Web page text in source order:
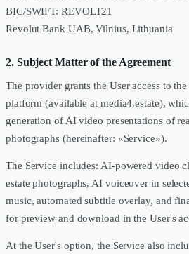
BIC/SWIFT: REVOLT21
Revolut Bank UAB, Vilnius, Lithuania
2. Subject Matter of the Agreement
The provider grants the User access to
platform (available at media4.estate),
generation of AI video presentations of
photographs (hereinafter: «Service»).
The Service includes: AI-powered video
estate photographs, AI voiceover in
music, automated subtitle overlay, and
for preview and download in the User's
At the User's option, the Service also